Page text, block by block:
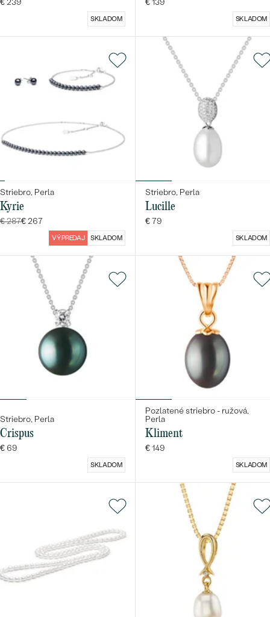
€ 239
SKLADOM
€ 139
SKLADOM
Striebro, Perla
Kyrie
€ 287€ 267
VÝPREDAJ SKLADOM
Striebro, Perla
Lucille
€ 79
SKLADOM
Striebro, Perla
Crispus
€ 69
SKLADOM
Pozlatené striebro - ružová,
Perla
Kliment
€ 149
SKLADOM